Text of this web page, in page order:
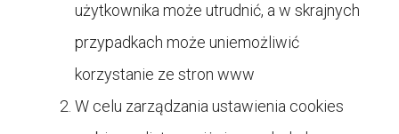
użytkownika może utrudnić, a w skrajnych
przypadkach może uniemożliwić
korzystanie ze stron www
W celu zarządzania ustawienia cookies